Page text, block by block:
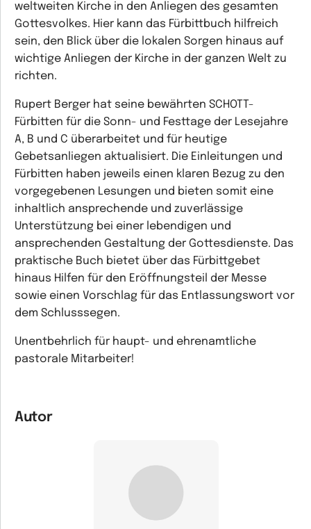
weltweiten Kirche in den Anliegen des gesamten
Gottesvolkes. Hier kann das Fürbittbuch hilfreich
sein, den Blick über die lokalen Sorgen hinaus auf
wichtige Anliegen der Kirche in der ganzen Welt zu
richten.
Rupert Berger hat seine bewährten SCHOTT-
Fürbitten für die Sonn- und Festtage der Lesejahre
A, B und C überarbeitet und für heutige
Gebetsanliegen aktualisiert. Die Einleitungen und
Fürbitten haben jeweils einen klaren Bezug zu den
vorgegebenen Lesungen und bieten somit eine
inhaltlich ansprechende und zuverlässige
Unterstützung bei einer lebendigen und
ansprechenden Gestaltung der Gottesdienste. Das
praktische Buch bietet über das Fürbittgebet
hinaus Hilfen für den Eröffnungsteil der Messe
sowie einen Vorschlag für das Entlassungswort vor
dem Schlusssegen.
Unentbehrlich für haupt- und ehrenamtliche
pastorale Mitarbeiter!
Autor